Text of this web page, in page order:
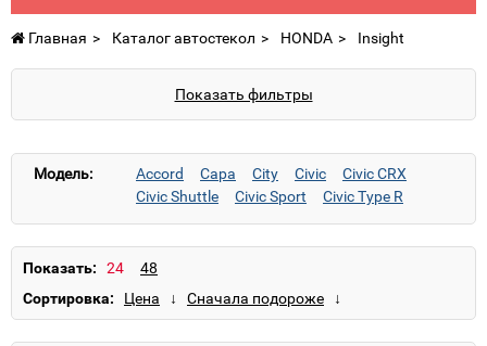
Главная Каталог автостекол HONDA Insight
Показать фильтры
Модель: Accord Capa City Civic
Civic CRX
Civic Shuttle
Civic Sport
Civic Type R
Jazz Hybrid
Prelude
S2000 Shuttle
Показать:
Сортировка: